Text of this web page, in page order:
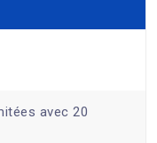
avec 20